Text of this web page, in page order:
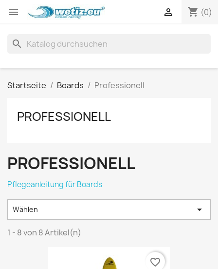
 shopping_cart (0)

search
Startseite Boards Professionell
PROFESSIONELL
PROFESSIONELL
Pflegeanleitung für Boards
Wählen 
1 - 8 von 8 Artikel(n)
favorite_border